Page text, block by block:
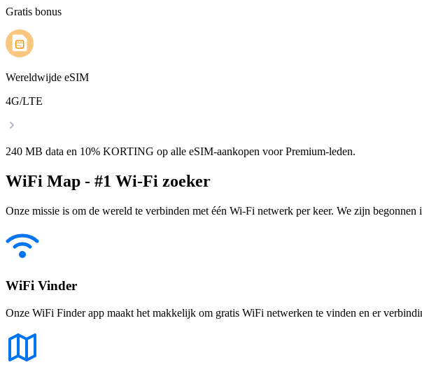
Gratis bonus
Wereldwijde eSIM
4G/LTE
240 MB data en 10% KORTING op alle eSIM-aankopen voor Premium-leden.
WiFi Map - #1 Wi-Fi zoeker
Onze missie is om de wereld te verbinden met één Wi-Fi netwerk per keer. We zijn
WiFi Vinder
Onze WiFi Finder app maakt het makkelijk om gratis WiFi netwerken te vinden en er